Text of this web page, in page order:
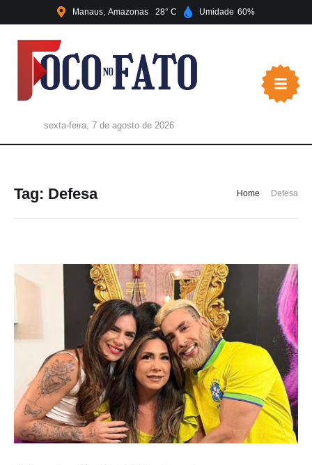
Manaus Amazonas 28 Umidade 60
sexta-feira, 7 de agosto de 2026
Tag: Defesa Home Defesa